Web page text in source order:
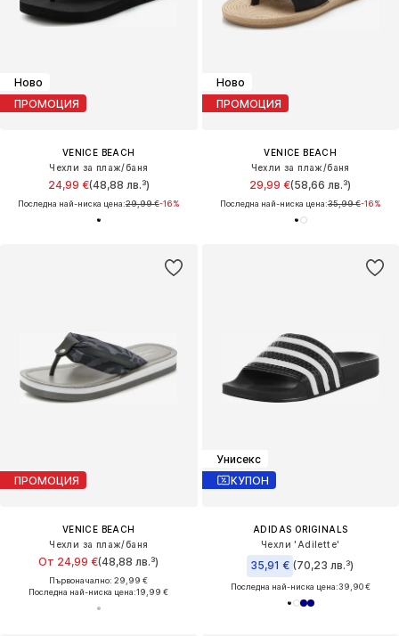
Ново
ПРОМОЦИЯ
VENICE BEACH
Чехли за плаж/баня
24,99 €(48,88 лв.³)
Последна най-ниска цена:29,99 €-16%
Ново
ПРОМОЦИЯ
VENICE BEACH
Чехли за плаж/баня
29,99 €(58,66 лв.³)
Последна най-ниска цена:35,99 €-16%
ПРОМОЦИЯ
VENICE BEACH
Чехли за плаж/баня
От 24,99 €(48,88 лв.³)
Първоначално: 29,99 €
Последна най-ниска цена:19,99 €
Унисекс
КУПОН
ADIDAS ORIGINALS
Чехли 'Adilette'
35,91 € (70,23 лв.³)
Последна най-ниска цена:39,90 €